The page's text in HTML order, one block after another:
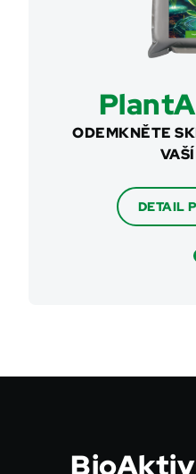
ODEMKNĚTE
DETAIL